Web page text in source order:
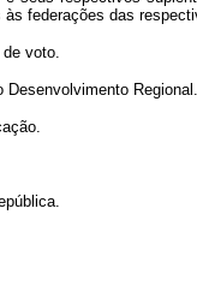
federações das
voto.
Regional.